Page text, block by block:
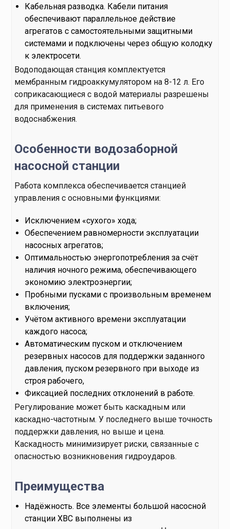
Кабельная разводка. Кабели питания
обеспечивают параллельное действие
агрегатов с самостоятельными защитными
системами и подключены через общую колодку
к электросети.
Водоподающая станция комплектуется
мембранным гидроаккумулятором на 8-12 л. Его
соприкасающиеся с водой материалы разрешены
для применения в системах питьевого
водоснабжения.
Особенности водозаборной
насосной станции
Работа комплекса обеспечивается станцией
управления с основными функциями:
Исключением «сухого» хода;
Обеспечением равномерности эксплуатации
насосных агрегатов;
Оптимальностью энергопотребления за счёт
наличия ночного режима, обеспечивающего
экономию электроэнергии;
Пробными пусками с произвольным временем
включения;
Учётом активного времени эксплуатации
каждого насоса;
Автоматическим пуском и отключением
резервных насосов для поддержки заданного
давления, пуском резервного при выходе из
строя рабочего,
Фиксацией последних отклонений в работе.
Регулирование может быть каскадным или
каскадно-частотным. У последнего выше точность
поддержки давления, но выше и цена.
Каскадность минимизирует риски, связанные с
опасностью возникновения гидроударов.
Преимущества
Надёжность. Все элементы большой насосной
станции ХВС выполнены из